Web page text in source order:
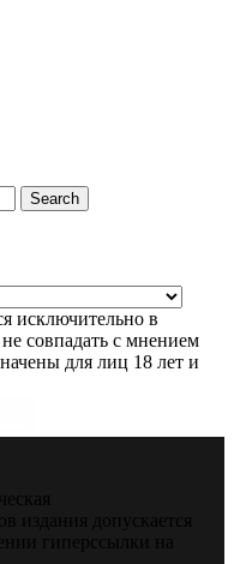
Search
исключительно в
совпадать с мнением
для лиц 18 лет и
издания допускается
гиперссылки на